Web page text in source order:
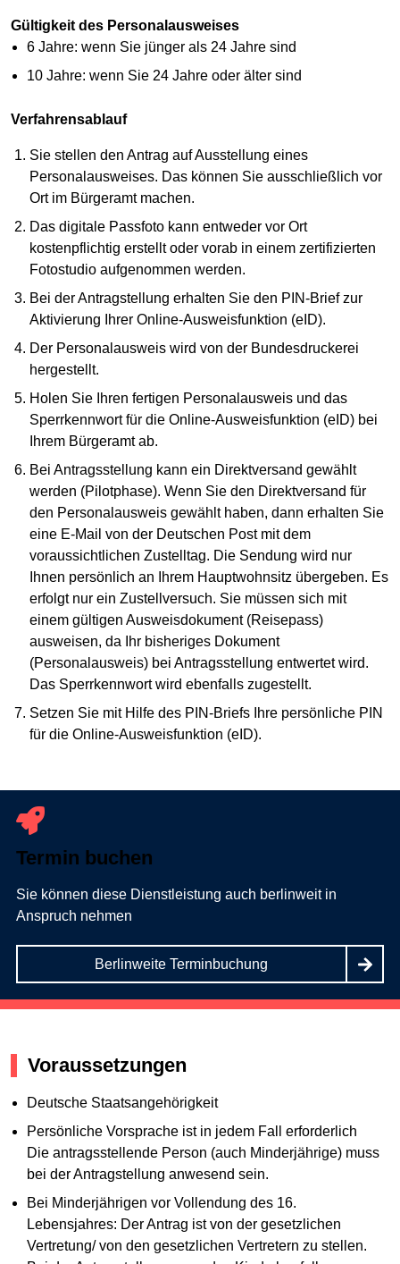
Gültigkeit des Personalausweises
6 Jahre: wenn Sie jünger als 24 Jahre sind
10 Jahre: wenn Sie 24 Jahre oder älter sind
Verfahrensablauf
Sie stellen den Antrag auf Ausstellung eines
Personalausweises. Das können Sie ausschließlich vor
Ort im Bürgeramt machen.
Das digitale Passfoto kann entweder vor Ort
kostenpflichtig erstellt oder vorab in einem zertifizierten
Fotostudio aufgenommen werden.
Bei der Antragstellung erhalten Sie den PIN-Brief zur
Aktivierung Ihrer Online-Ausweisfunktion (eID).
Der Personalausweis wird von der Bundesdruckerei
hergestellt.
Holen Sie Ihren fertigen Personalausweis und das
Sperrkennwort für die Online-Ausweisfunktion (eID) bei
Ihrem Bürgeramt ab.
Bei Antragsstellung kann ein Direktversand gewählt
werden (Pilotphase). Wenn Sie den Direktversand für
den Personalausweis gewählt haben, dann erhalten Sie
eine E-Mail von der Deutschen Post mit dem
voraussichtlichen Zustelltag. Die Sendung wird nur
Ihnen persönlich an Ihrem Hauptwohnsitz übergeben. Es
erfolgt nur ein Zustellversuch. Sie müssen sich mit
einem gültigen Ausweisdokument (Reisepass)
ausweisen, da Ihr bisheriges Dokument
(Personalausweis) bei Antragsstellung entwertet wird.
Das Sperrkennwort wird ebenfalls zugestellt.
Setzen Sie mit Hilfe des PIN-Briefs Ihre persönliche PIN
für die Online-Ausweisfunktion (eID).
Termin buchen
Sie können diese Dienstleistung auch berlinweit in
Anspruch nehmen
Berlinweite Terminbuchung
Voraussetzungen
Deutsche Staatsangehörigkeit
Persönliche Vorsprache ist in jedem Fall erforderlich
Die antragsstellende Person (auch Minderjährige) muss
bei der Antragstellung anwesend sein.
Bei Minderjährigen vor Vollendung des 16.
Lebensjahres: Der Antrag ist von der gesetzlichen
Vertretung/ von den gesetzlichen Vertretern zu stellen.